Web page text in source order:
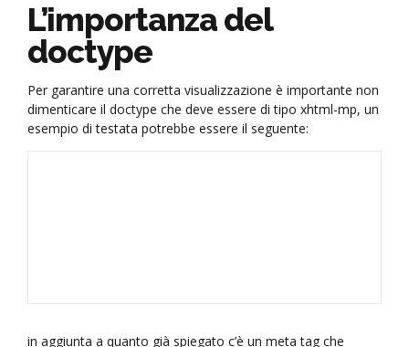
L’importanza del
doctype
Per garantire una corretta visualizzazione è importante non
dimenticare il doctype che deve essere di tipo xhtml-mp, un
esempio di testata potrebbe essere il seguente:
in aggiunta a quanto già spiegato c’è un meta tag che